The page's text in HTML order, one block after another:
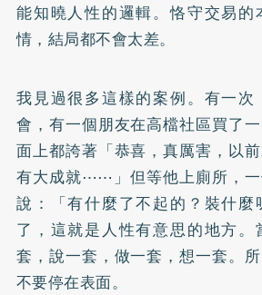
能知曉人性的邏輯。恪守交易
情，結局都不會太差。
我見過很多這樣的案例。有一次
會，有一個朋友在高檔社區買了
面上都誇著「恭喜，真厲害，以
有大成就⋯⋯」但等他上廁所，
說：「有什麼了不起的？裝什
了，這就是人性有意思的地方。
套，說一套，做一套，想一套。
不要停在表面。